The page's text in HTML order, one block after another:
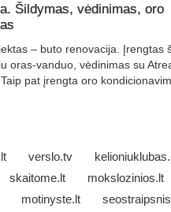
Šildymas, vėdinimas, oro
– buto renovacija. Įrengtas
oras-vanduo, vėdinimas su
pat įrengta oro
verslo.tv
skaitome.lt
mokslozinios.lt
motinyste.lt